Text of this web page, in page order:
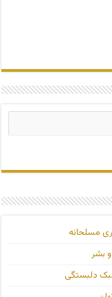
مسلحانه
بشر
دلبستگی